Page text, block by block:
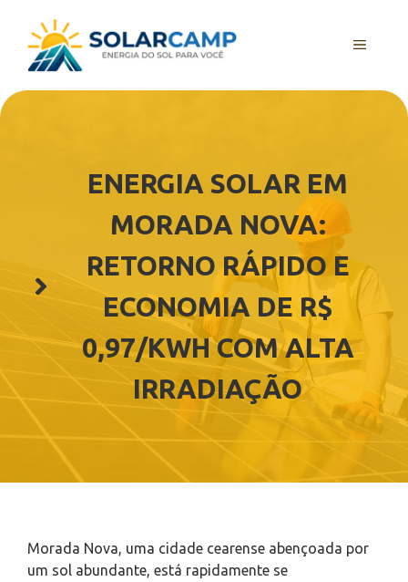
conteúdo
MENU
ENERGIA SOLAR EM
MORADA NOVA:
RETORNO RÁPIDO E
ECONOMIA DE R$
0,97/KWH COM ALTA
IRRADIAÇÃO
Morada Nova, uma cidade cearense abençoada por
um sol abundante, está rapidamente se